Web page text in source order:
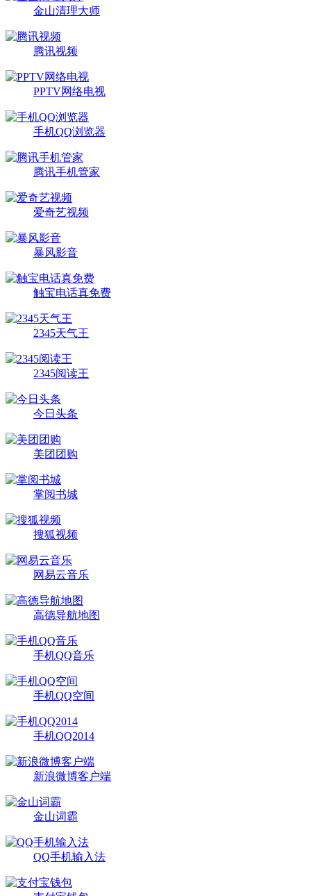
金山清理大师
腾讯视频
PPTV网络电视
手机QQ浏览器
腾讯手机管家
爱奇艺视频
暴风影音
触宝电话真免费
2345天气王
2345阅读王
今日头条
美团团购
掌阅书城
搜狐视频
网易云音乐
高德导航地图
手机QQ音乐
手机QQ空间
手机QQ2014
新浪微博客户端
金山词霸
QQ手机输入法